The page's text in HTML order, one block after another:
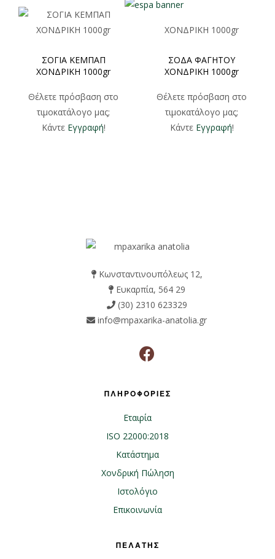
ΣΟΓΙΑ ΚΕΜΠΑΠ
ΧΟΝΔΡΙΚΗ 1000gr
Θέλετε πρόσβαση στο
τιμοκατάλογο μας;
Κάντε Εγγραφή!
ΣΟΔΑ ΦΑΓΗΤΟΥ
ΧΟΝΔΡΙΚΗ 1000gr
Θέλετε πρόσβαση στο
τιμοκατάλογο μας;
Κάντε Εγγραφή!
Κωνσταντινουπόλεως 12,
Ευκαρπία, 564 29
(30) 2310 623329
info@mpaxarika-anatolia.gr
ΠΛΗΡΟΦΟΡΙΕΣ
Εταιρία
ISO 22000:2018
Κατάστημα
Χονδρική Πώληση
Ιστολόγιο
Επικοινωνία
ΠΕΛΑΤΗΣ